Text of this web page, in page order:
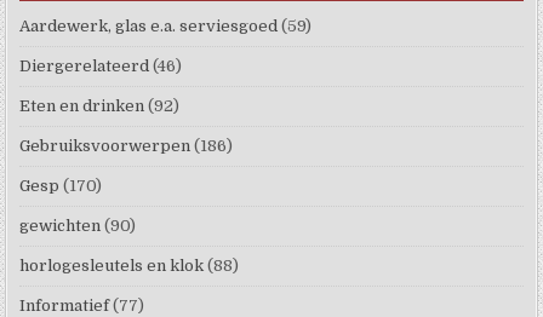
Aardewerk, glas e.a. serviesgoed (59)
Diergerelateerd (46)
Eten en drinken (92)
Gebruiksvoorwerpen (186)
Gesp (170)
gewichten (90)
horlogesleutels en klok (88)
Informatief (77)